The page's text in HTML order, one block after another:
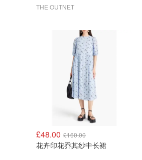
THE OUTNET
£48.00 £160.00
花卉印花乔其纱中长裙